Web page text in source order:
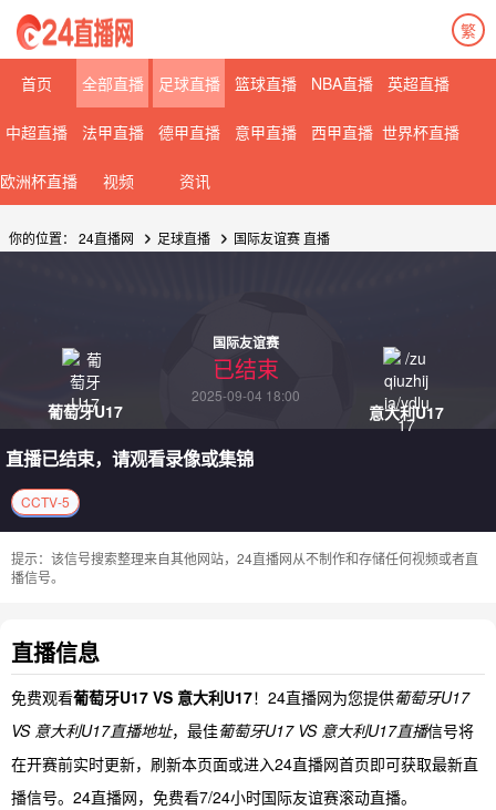
繁
首页 全部直播 足球直播 篮球直播 NBA直播 英超直播
中超直播 法甲直播 德甲直播 意甲直播 西甲直播 世界杯直播
欧洲杯直播 视频 资讯
你的位置： 24直播网 足球直播 国际友谊赛 直播
葡萄牙U17
国际友谊赛
已结束
2025-09-04 18:00
意大利U17
直播已结束，请观看录像或集锦
CCTV-5
提示：该信号搜索整理来自其他网站，24直播网从不制作和存储任何视频或者直
播信号。
直播信息
免费观看葡萄牙U17 VS 意大利U17！24直播网为您提供葡萄牙U17
VS 意大利U17直播地址，最佳葡萄牙U17 VS 意大利U17直播信号将
在开赛前实时更新，刷新本页面或进入24直播网首页即可获取最新直
播信号。24直播网，免费看7/24小时国际友谊赛滚动直播。